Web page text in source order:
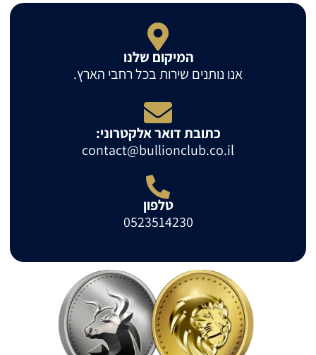
המיקום שלנו
אנו נותנים שירות בכל רחבי הארץ.
כתובת דואר אלקטרוני:
contact@bullionclub.co.il
טלפון
0523514230